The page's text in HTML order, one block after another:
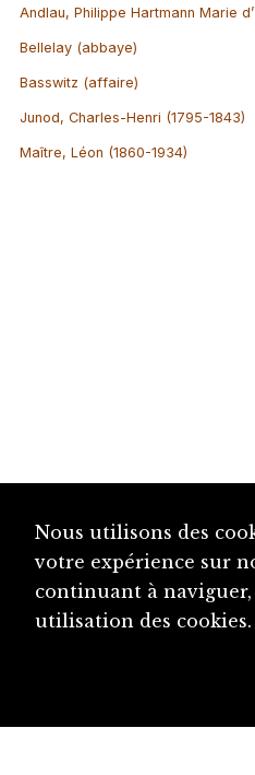
Andlau, Philippe Hartmann Marie
Bellelay (abbaye)
Basswitz (affaire)
Junod, Charles-Henri (1795-1843)
Maître, Léon (1860-1934)
Nous utilisons des
votre expérience sur
continuant à
utilisation des cookies.